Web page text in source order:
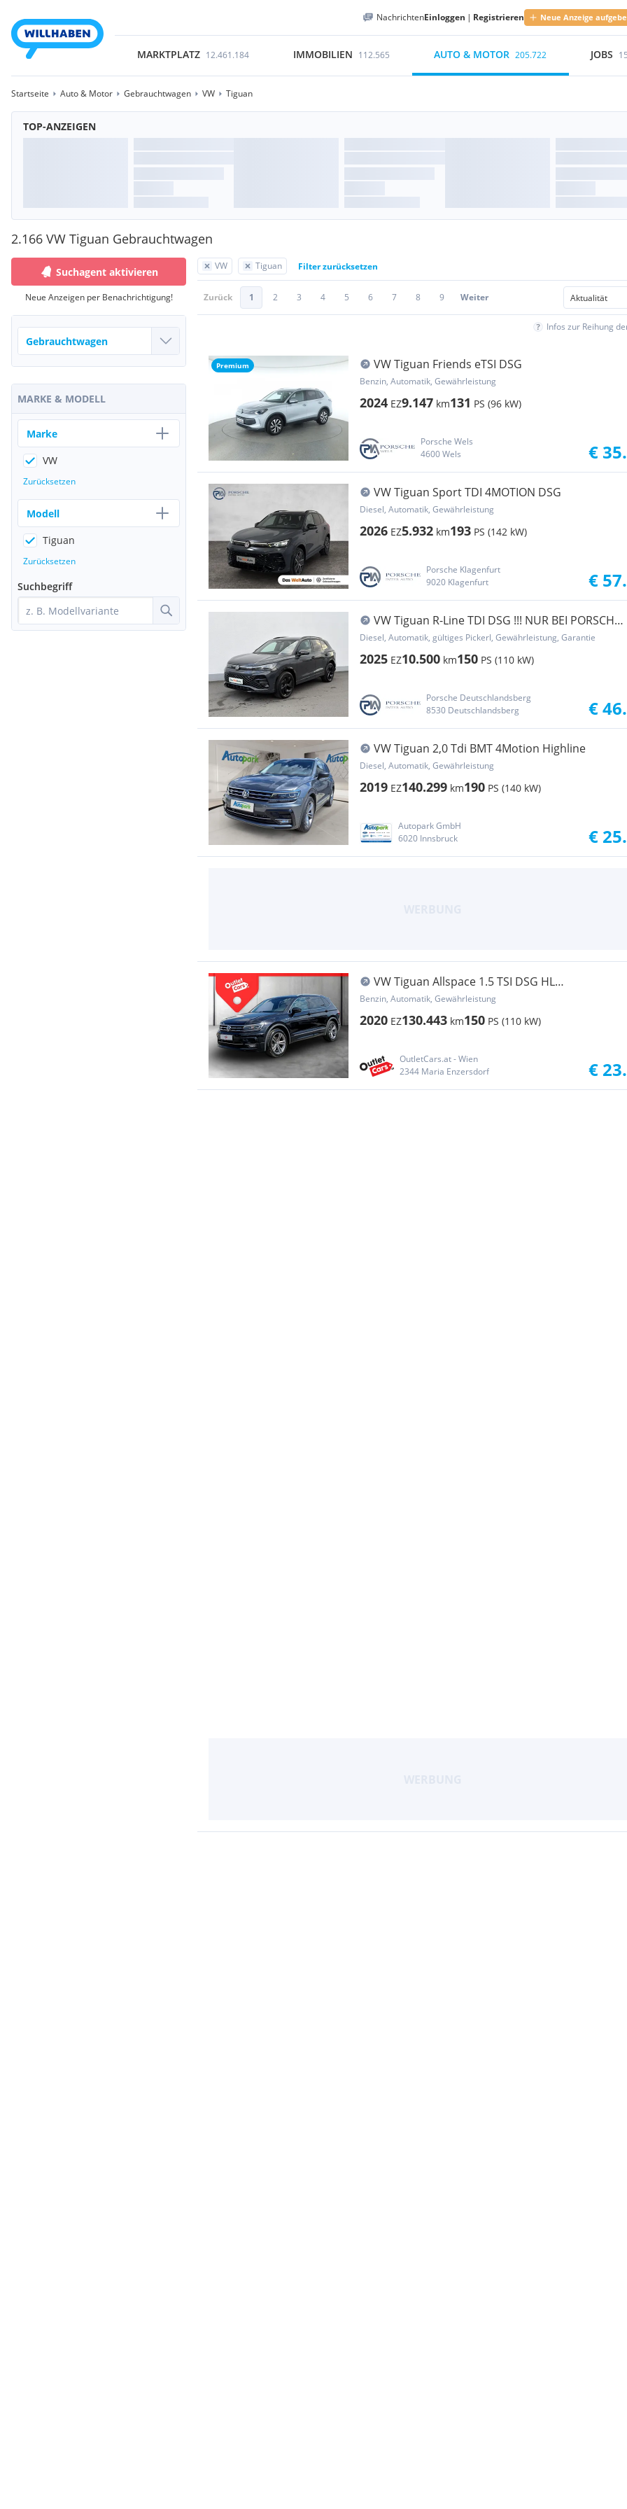
NachrichtenEinloggen | Registrieren Neue Anzeige
MARKTPLATZ 12.461.184 IMMOBILIEN 112.565 AUTO & MOTOR 205.722 JOBS
Startseite Auto & Motor Gebrauchtwagen VW Tiguan
TOP-ANZEIGEN
2.166 VW Tiguan Gebrauchtwagen
VW Tiguan Filter zurücksetzen
Zurück 1 2 3 4 5 6 7 8 9 Weiter
Infos zur Reihung
Premium VW Tiguan Friends eTSI DSG
Benzin, Automatik, Gewährleistung
2024 EZ9.147 km131 PS (96 kW)
Porsche Wels
4600 Wels
€
VW Tiguan Sport TDI 4MOTION DSG
Diesel, Automatik, Gewährleistung
2026 EZ5.932 km193 PS (142 kW)
Porsche Klagenfurt
9020 Klagenfurt
€
VW Tiguan R-Line TDI DSG !!! NUR BEI PORSCHE
BANK ...
Diesel, Automatik, gültiges Pickerl, Gewährleistung, Garantie
2025 EZ10.500 km150 PS (110 kW)
Porsche Deutschlandsberg
8530 Deutschlandsberg
€
VW Tiguan 2,0 Tdi BMT 4Motion Highline
Diesel, Automatik, Gewährleistung
2019 EZ140.299 km190 PS (140 kW)
Autopark GmbH
6020 Innsbruck
€
VW Tiguan Allspace 1.5 TSI DSG HL
CARPLAY+AHK+LED
Benzin, Automatik, Gewährleistung
2020 EZ130.443 km150 PS (110 kW)
OutletCars.at - Wien
2344 Maria Enzersdorf
€
Suchagent aktivieren
Neue Anzeigen per Benachrichtigung!
MARKE & MODELL
Marke
VW
Zurücksetzen
Modell
Tiguan
Zurücksetzen
Suchbegriff